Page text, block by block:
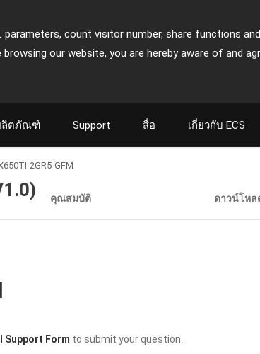
count visitor number, share functions
our website, you are hereby aware of and
ลิตภัณฑ์ Support สื่อ เกี่ยวกับ ECS
2GR5-GFM
คุณสมบัติ ดาวน์โหล
Support Form to submit your question.